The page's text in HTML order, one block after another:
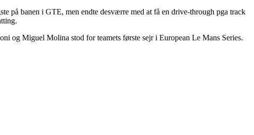
på banen i GTE, men endte desværre med at få en drive-through pga track
og Miguel Molina stod for teamets første sejr i European Le Mans Series.